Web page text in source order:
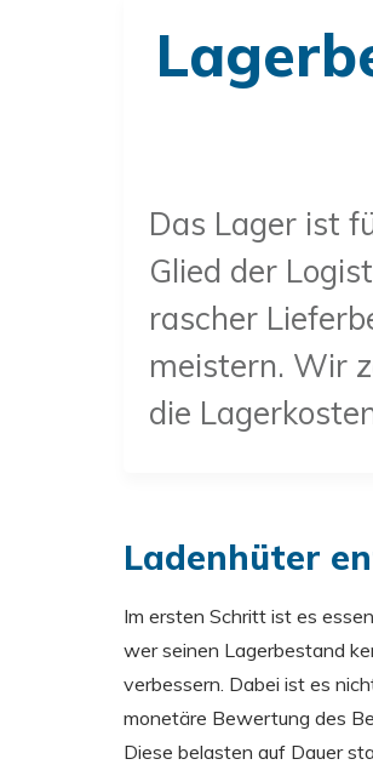
Das Lager ist
Glied der
rascher
meistern. Wir
die
Ladenhüter
Im ersten Schritt ist es
wer seinen Lagerbestand
verbessern. Dabei ist es
monetäre Bewertung des
Diese belasten auf Dauer